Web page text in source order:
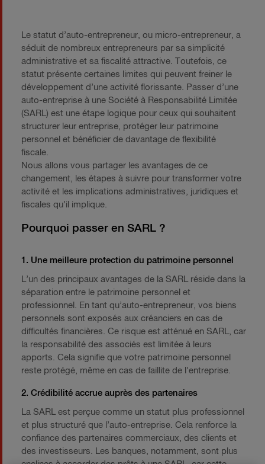
Le statut d’auto-entrepreneur, ou micro-entrepreneur, a
séduit de nombreux entrepreneurs par sa simplicité
administrative et sa fiscalité attractive. Toutefois, ce
statut présente certaines limites qui peuvent freiner le
développement d’une activité florissante. Passer d’une
auto-entreprise à une Société à Responsabilité Limitée
(SARL) est une étape logique pour ceux qui souhaitent
structurer leur entreprise, protéger leur patrimoine
personnel et bénéficier de davantage de flexibilité
fiscale.
Nous allons vous partager les avantages de ce
changement, les étapes à suivre pour transformer votre
activité et les implications administratives, juridiques et
fiscales qu’il implique.
Pourquoi passer en SARL ?
1. Une meilleure protection du patrimoine personnel
L’un des principaux avantages de la SARL réside dans la
séparation entre le patrimoine personnel et
professionnel. En tant qu’auto-entrepreneur, vos biens
personnels sont exposés aux créanciers en cas de
difficultés financières. Ce risque est atténué en SARL, car
la responsabilité des associés est limitée à leurs
apports. Cela signifie que votre patrimoine personnel
reste protégé, même en cas de faillite de l’entreprise.
2. Crédibilité accrue auprès des partenaires
La SARL est perçue comme un statut plus professionnel
et plus structuré que l’auto-entreprise. Cela renforce la
confiance des partenaires commerciaux, des clients et
des investisseurs. Les banques, notamment, sont plus